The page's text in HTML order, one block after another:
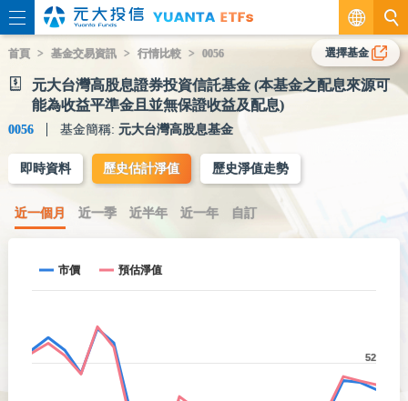
繁
EN
首頁 基金交易資訊 行情比較 0056
元大台灣高股息證券投資信託基金 (本基金之配息來源可
能為收益平準金且並無保證收益及配息)
0056 基金簡稱: 元大台灣高股息基金
選擇基金
即時資料 歷史估計淨值 歷史淨值走勢
近一個月 近一季 近半年 近一年 自訂
市價 預估淨值
52